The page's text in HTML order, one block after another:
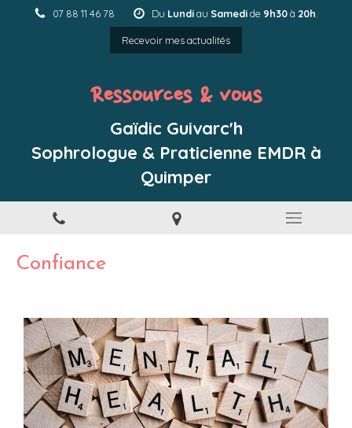
07 88 11 46 78 Du Lundiau Samedide 9h30à 20h
Recevoir mes actualités
Ressources & vous
Gaïdic Guivarc'h
Sophrologue & Praticienne EMDR à
Quimper
Confiance